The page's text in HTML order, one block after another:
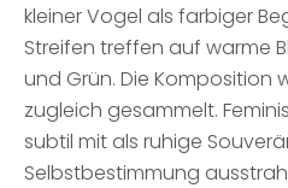
kleiner Vogel als farbiger
Streifen treffen auf warme
und Grün. Die Komposition
zugleich gesammelt.
subtil mit als ruhige
Selbstbestimmung